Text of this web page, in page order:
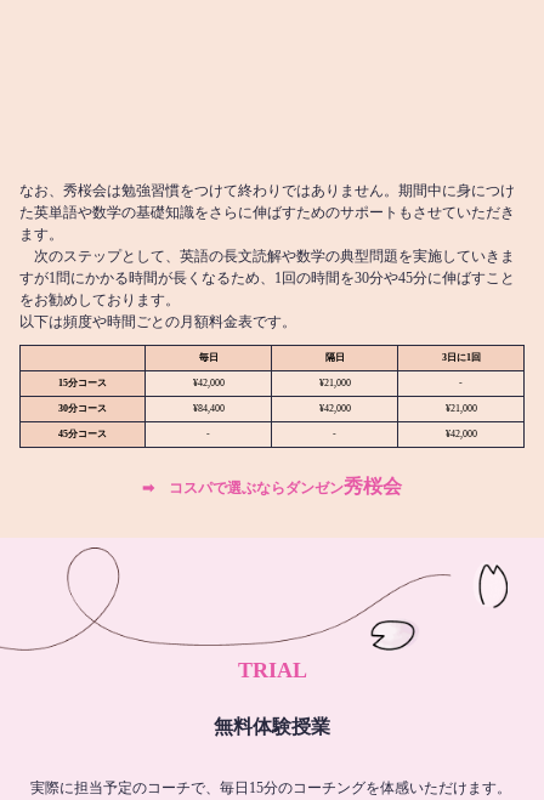
なお、秀桜会は勉強習慣をつけて終わりではありません。期間中に身につけ
た英単語や数学の基礎知識をさらに伸ばすためのサポートもさせていただき
ます。
次のステップとして、英語の長文読解や数学の典型問題を実施していきま
すが1問にかかる時間が長くなるため、1回の時間を30分や45分に伸ばすこと
をお勧めしております。
以下は頻度や時間ごとの月額料金表です。
毎日 隔日 3日に1回
15分コース ¥42,000 ¥21,000 -
30分コース ¥84,400 ¥42,000 ¥21,000
45分コース - - ¥42,000
➡︎ コスパで選ぶならダンゼン秀桜会
TRIAL
無料体験授業
実際に担当予定のコーチで、毎日15分のコーチングを体感いただけます。